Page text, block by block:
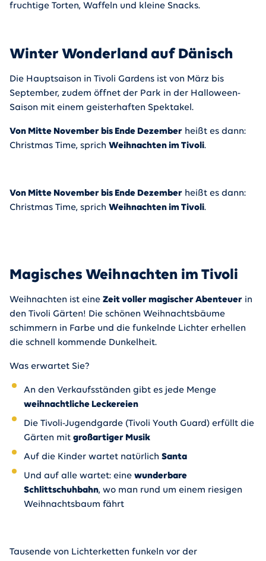
fruchtige Torten, Waffeln und kleine Snacks.
Winter Wonderland auf Dänisch
Die Hauptsaison in Tivoli Gardens ist von März bis
September, zudem öffnet der Park in der Halloween-
Saison mit einem geisterhaften Spektakel.
Von Mitte November bis Ende Dezember heißt es dann:
Christmas Time, sprich Weihnachten im Tivoli.
Von Mitte November bis Ende Dezember heißt es dann:
Christmas Time, sprich Weihnachten im Tivoli.
Magisches Weihnachten im Tivoli
Weihnachten ist eine Zeit voller magischer Abenteuer in
den Tivoli Gärten! Die schönen Weihnachtsbäume
schimmern in Farbe und die funkelnde Lichter erhellen
die schnell kommende Dunkelheit.
Was erwartet Sie?
An den Verkaufsständen gibt es jede Menge
weihnachtliche Leckereien
Die Tivoli-Jugendgarde (Tivoli Youth Guard) erfüllt die
Gärten mit großartiger Musik
Auf die Kinder wartet natürlich Santa
Und auf alle wartet: eine wunderbare
Schlittschuhbahn, wo man rund um einem riesigen
Weihnachtsbaum fährt
Tausende von Lichterketten funkeln vor der